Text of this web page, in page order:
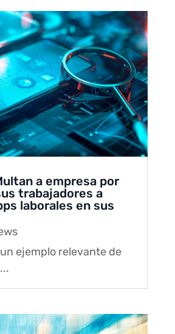
a empresa por
trabajadores a
laborales en sus
ejemplo relevante de